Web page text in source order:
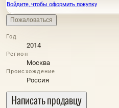
Войдите, чтобы оформить покупку
Пожаловаться
Год
2014
Регион
Москва
Происхождение
Россия
Написать продавцу